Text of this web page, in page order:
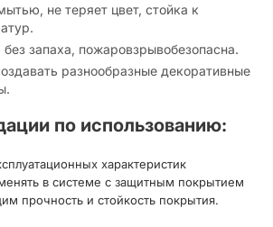
не теряет цвет, стойка к
без запаха, пожаровзрывобезопасна.
разнообразные декоративные
по использованию:
характеристик
в системе с защитным покрытием
прочность и стойкость покрытия.